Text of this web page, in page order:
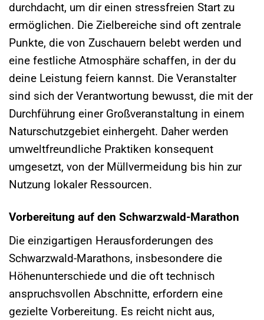
durchdacht, um dir einen stressfreien Start zu
ermöglichen. Die Zielbereiche sind oft zentrale
Punkte, die von Zuschauern belebt werden und
eine festliche Atmosphäre schaffen, in der du
deine Leistung feiern kannst. Die Veranstalter
sind sich der Verantwortung bewusst, die mit der
Durchführung einer Großveranstaltung in einem
Naturschutzgebiet einhergeht. Daher werden
umweltfreundliche Praktiken konsequent
umgesetzt, von der Müllvermeidung bis hin zur
Nutzung lokaler Ressourcen.
Vorbereitung auf den Schwarzwald-Marathon
Die einzigartigen Herausforderungen des
Schwarzwald-Marathons, insbesondere die
Höhenunterschiede und die oft technisch
anspruchsvollen Abschnitte, erfordern eine
gezielte Vorbereitung. Es reicht nicht aus,